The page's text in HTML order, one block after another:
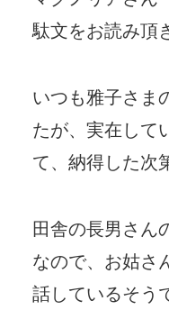
駄文をお読み頂
いつも雅子さま
たが、実在して
て、納得した次
田舎の長男さん
なので、お姑さ
話しているそう